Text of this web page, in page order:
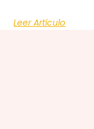
Leer Artículo